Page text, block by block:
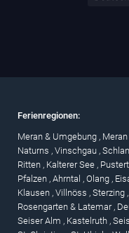
Ferienregionen:
Meran & Umgebung , Meran
Naturns , Vinschgau ,
Ritten , Kalterer See ,
Pfalzen , Ahrntal , Olang ,
Klausen , Villnöss , Sterzing ,
Rosengarten & Latemar ,
Seiser Alm , Kastelruth ,